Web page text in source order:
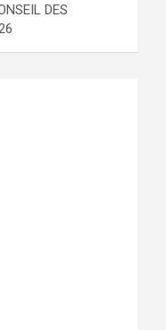
DES